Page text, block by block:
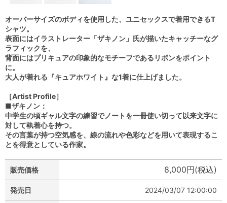
オーバーサイズのボディを使用した、ユニセックスで着用できるT
シャツ。
表面にはイラストレーター「ザキノン」氏が描いたキャッチーなグ
ラフィックを、
背面にはプリキュアの印象的なモチーフであるリボンをポイント
に。
大人が着れる『キュアホワイト』な1着に仕上げました。
［Artist Profile］
■ザキノン：
中学生の頃ギャル文字の練習でノートを一冊使い切って以来文字に
対して執着心を持つ。
その言葉が持つ空気感を、線の流れや色彩などを用いて表現するこ
とを得意としている作家。
販売価格 8,000円(税込)
発売日 2024/03/07 12:00:00